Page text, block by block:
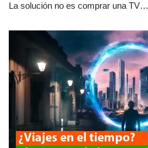
La solución no es comprar una TV…